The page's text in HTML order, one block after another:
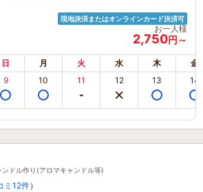
現地決済またはオンラインカード決済可
お一人様
2,750円～
日 月 火 水 木 金
9 10 11 12 13 14
ドル作り(アロマキャンドル等)
ミ12件）